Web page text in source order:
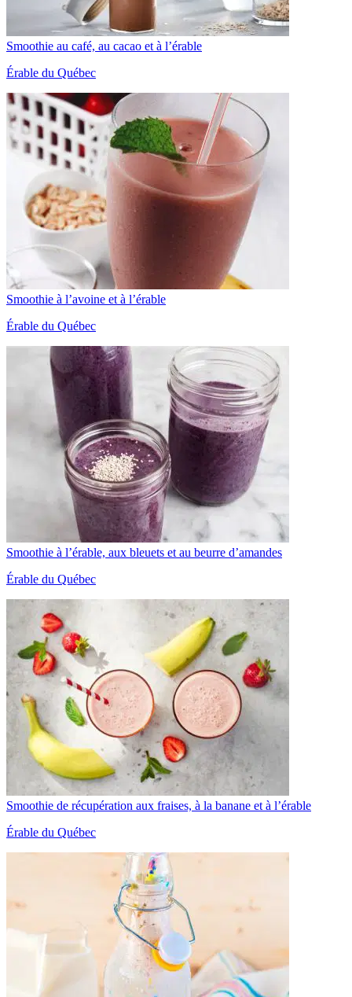
Smoothie au café, au cacao et à l’érable
Érable du Québec
Smoothie à l’avoine et à l’érable
Érable du Québec
Smoothie à l’érable, aux bleuets et au beurre d’amandes
Érable du Québec
Smoothie de récupération aux fraises, à la banane et à l’érable
Érable du Québec